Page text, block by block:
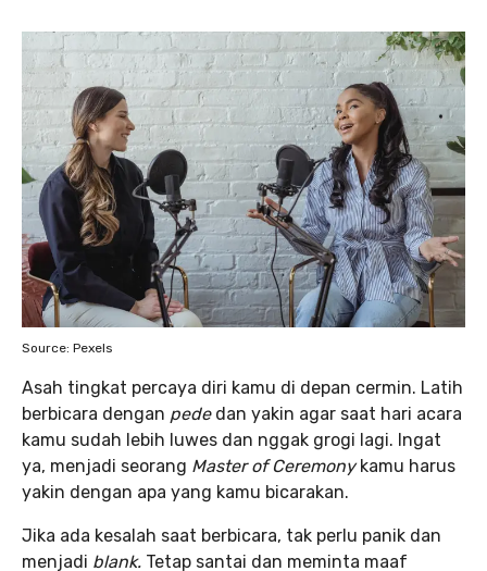
Source: Pexels
Asah tingkat percaya diri kamu di depan cermin. Latih
berbicara dengan pede dan yakin agar saat hari acara
kamu sudah lebih luwes dan nggak grogi lagi. Ingat
ya, menjadi seorang Master of Ceremonykamu harus
yakin dengan apa yang kamu bicarakan.
Jika ada kesalah saat berbicara, tak perlu panik dan
menjadi blank. Tetap santai dan meminta maaf